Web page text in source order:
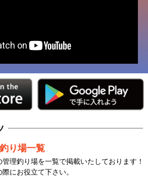
り場一覧
管理釣り場を一覧で掲載いたしております！
にお役立て下さい。